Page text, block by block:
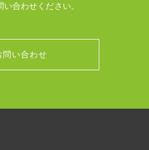
い合わせください。
問い合わせ